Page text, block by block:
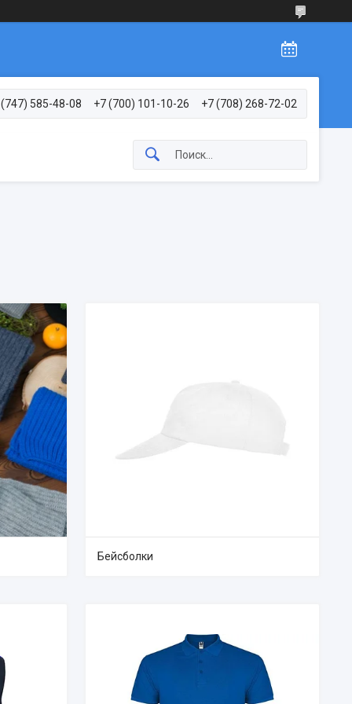
585-48-08 +7 (700) 101-10-26 +7 (708) 268-72-02
Бейсболки